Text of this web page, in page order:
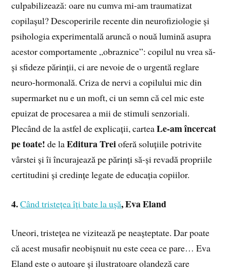
culpabilizează: oare nu cumva mi-am traumatizat
copilașul? Descoperirile recente din neurofiziologie și
psihologia experimentală aruncă o nouă lumină asupra
acestor comportamente „obraznice”: copilul nu vrea să-
și sfideze părinții, ci are nevoie de o urgentă reglare
neuro-hormonală. Criza de nervi a copilului mic din
supermarket nu e un moft, ci un semn că cel mic este
epuizat de procesarea a mii de stimuli senzoriali.
Plecând de la astfel de explicații, carteaLe-am încercat
pe toate! de laEditura Treioferă soluțiile potrivite
vârstei și îi încurajează pe părinți să-și revadă propriile
certitudini și credințe legate de educația copiilor.
4.Când tristețea îți bate la ușă,Eva Eland
Uneori, tristețea ne vizitează pe neașteptate. Dar poate
că acest musafir neobișnuit nu este ceea ce pare… Eva
Eland este o autoare și ilustratoare olandeză care